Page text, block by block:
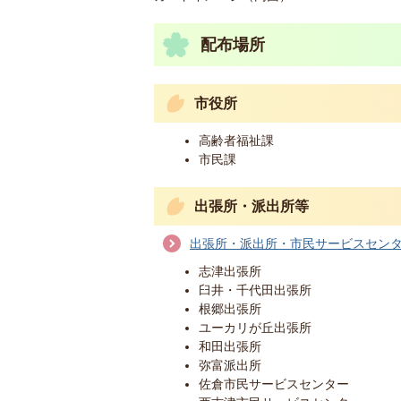
配布場所
市役所
高齢者福祉課
市民課
出張所・派出所等
出張所・派出所・市民サービスセン
志津出張所
臼井・千代田出張所
根郷出張所
ユーカリが丘出張所
和田出張所
弥富派出所
佐倉市民サービスセンター